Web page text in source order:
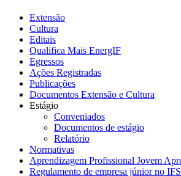
Extensão
Cultura
Editais
Qualifica Mais EnergIF
Egressos
Ações Registradas
Publicações
Documentos Extensão e Cultura
Estágio
Conveniados
Documentos de estágio
Relatório
Normativas
Aprendizagem Profissional Jovem
Regulamento de empresa júnior no